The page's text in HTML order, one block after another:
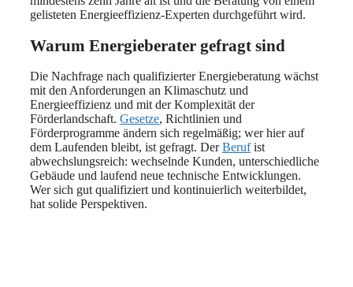
gelisteten Energieeffizienz-Experten durchgeführt wird.
Warum Energieberater gefragt sind
Die Nachfrage nach qualifizierter Energieberatung wächst
mit den Anforderungen an Klimaschutz und
Energieeffizienz und mit der Komplexität der
Förderlandschaft. Gesetze, Richtlinien und
Förderprogramme ändern sich regelmäßig; wer hier auf
dem Laufenden bleibt, ist gefragt. DerBerufist
abwechslungsreich: wechselnde Kunden, unterschiedliche
Gebäude und laufend neue technische Entwicklungen.
Wer sich gut qualifiziert und kontinuierlich weiterbildet,
hat solide Perspektiven.